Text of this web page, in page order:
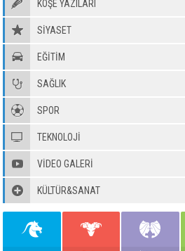
KÖŞE YAZILARI
SİYASET
EĞİTİM
SAĞLIK
SPOR
TEKNOLOJİ
VIDEO GALERI
KÜLTÜR&SANAT